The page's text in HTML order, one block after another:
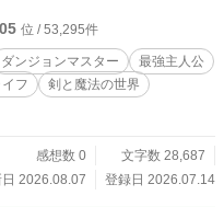
へ出られる日を夢見
仲間にし、大魔公姫イシュタリア
まで巻き込みながら、今日も最も
のに世界
フである。 ⸻ この作品
位 / 53,295件
ダンジョンマスター
最強主人公
フ
剣と魔法の世界
感想数 0
文字数 28,687
2026.08.07
登録日 2026.07.14